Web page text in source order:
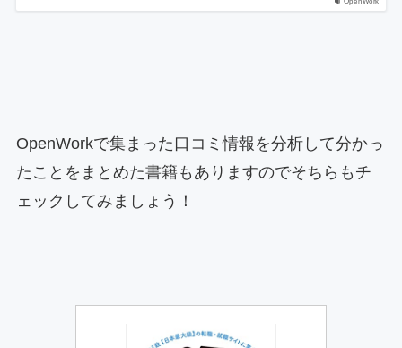
OpenWork
OpenWorkで集まった口コミ情報を分析して分かっ
たことをまとめた書籍もありますのでそちらもチ
ェックしてみましょう！